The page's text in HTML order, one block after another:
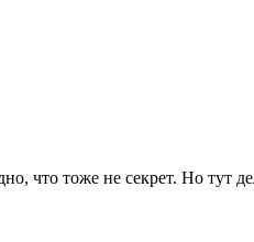
что тоже не секрет. Но тут